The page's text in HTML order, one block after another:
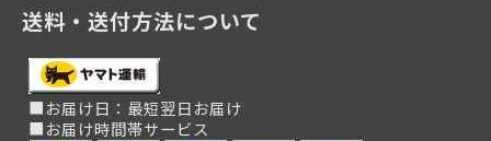
送料・送付方法について
■お届け日：最短翌日お届け
■お届け時間帯サービス